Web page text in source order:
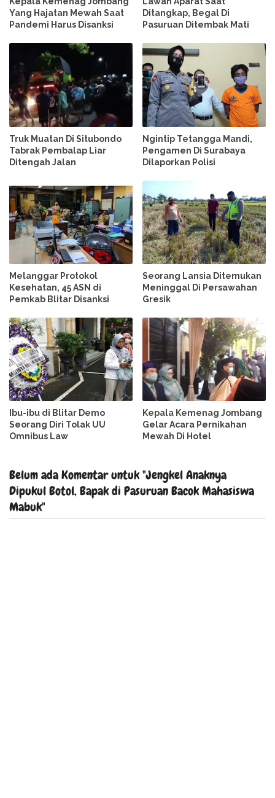
Yang Hajatan Mewah Saat
Pandemi Harus Disanksi
Ditangkap, Begal Di
Pasuruan Ditembak Mati
Truk Muatan Di Situbondo
Tabrak Pembalap Liar
Ditengah Jalan
Ngintip Tetangga Mandi,
Pengamen Di Surabaya
Dilaporkan Polisi
Melanggar Protokol
Kesehatan, 45 ASN di
Pemkab Blitar Disanksi
Seorang Lansia Ditemukan
Meninggal Di Persawahan
Gresik
Ibu-ibu di Blitar Demo
Seorang Diri Tolak UU
Omnibus Law
Kepala Kemenag Jombang
Gelar Acara Pernikahan
Mewah Di Hotel
Belum ada Komentar untuk "Jengkel Anaknya
Dipukul Botol, Bapak di Pasuruan Bacok Mahasiswa
Mabuk"